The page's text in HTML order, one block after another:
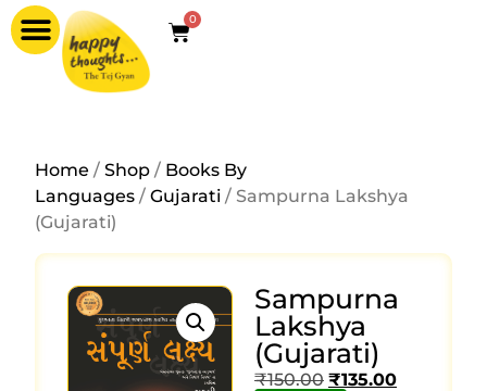
0
Home /Shop / Books By
Languages /Gujarati / Sampurna Lakshya
(Gujarati)
Sampurna
Lakshya
(Gujarati)
₹150.00 ₹135.00